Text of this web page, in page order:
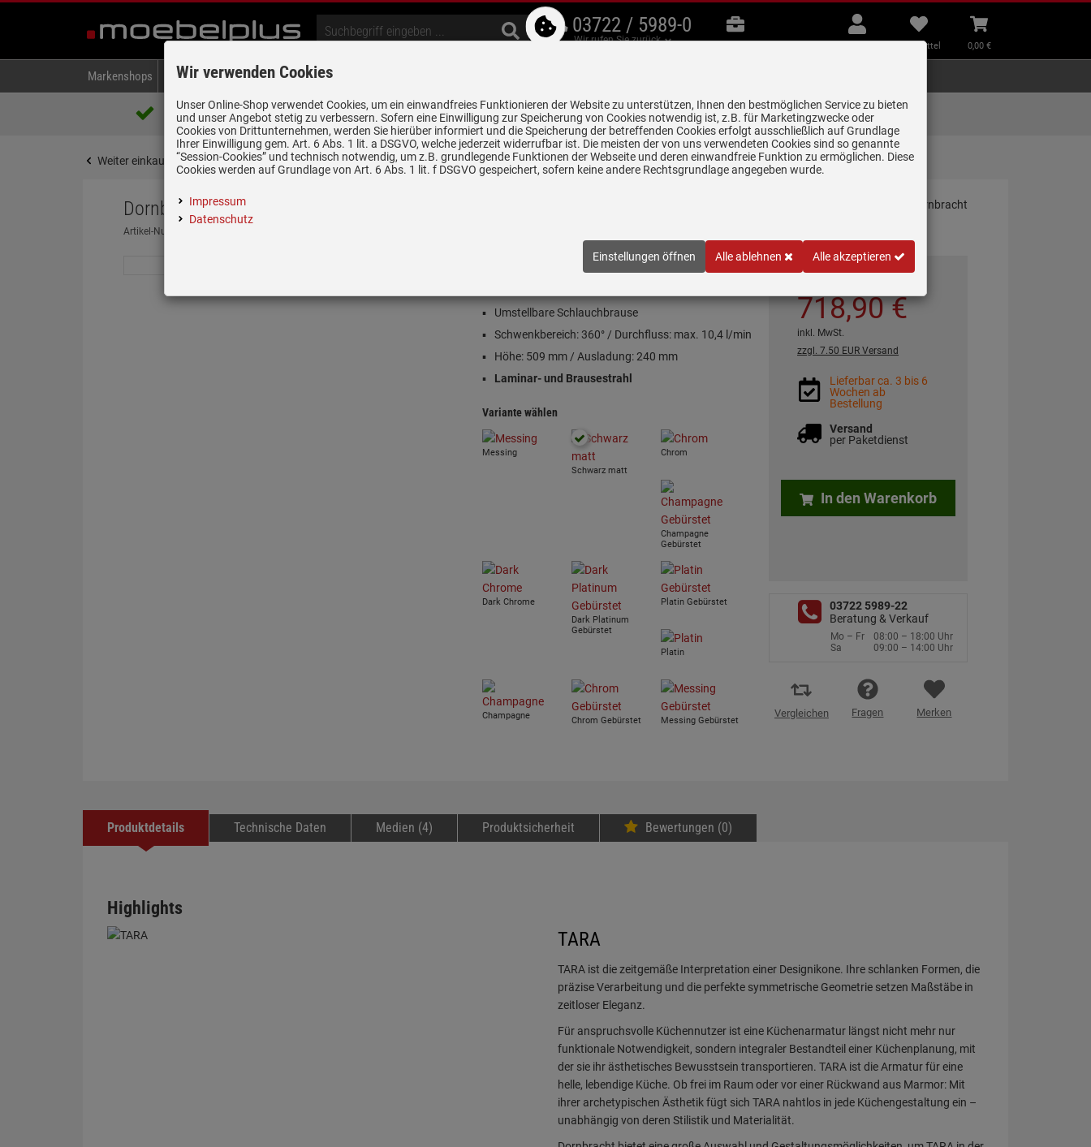
03722 / 5989-0
Wir rufen Sie zurück
B2B
Beratung
Mein
Konto
Merkzettel
aufklappen
Merkzettel
Warenkorb
aufklappen
0,00 €
Markenshops Backen & Kochen Kühlen & Gefrieren
Über 85.000 positive Bewertungen
auf eBay, Amazon und Trusted Shops
5 Jahre Garantie auf
alle gekennzeichneten Produkte
Lieferung zum
Wunschtermin
Weiter einkaufen Startseite Spülen & Armaturen Hochdruckarmaturen Dornbracht Tara Pull-Down Schwarz Matt 33870888-3…
Dornbracht Tara Pull-Down Schwarz Matt 33870888-33 Hochdruckarmatur
Artikel-Nummer:
Einloggen und Bewertung schreiben
Umstellbare Schlauchbrause
Schwenkbereich: 360° / Durchfluss: max. 10,4 l/min
Höhe: 509 mm / Ausladung: 240 mm
Laminar- und Brausestrahl
Variante wählen
Messing
Schwarz matt
Chrom
Champagne
Gebürstet
Dark Chrome
Dark Platinum
Gebürstet
Platin Gebürstet
Platin
Champagne Chrom Gebürstet Messing Gebürstet
718,90 €
inkl. MwSt.
zzgl. 7.50 EUR Versand
Lieferbar ca. 3 bis 6
Wochen ab
Bestellung
Versand
per Paketdienst
In den Warenkorb
03722 5989-22
Beratung & Verkauf
Mo – Fr
08:00 – 18:00 Uhr
Sa
09:00 – 14:00 Uhr
Vergleichen Fragen Merken
Produktdetails Technische Daten Medien (4) Produktsicherheit Bewertungen (0)
Highlights
TARA
TARA ist die zeitgemäße Interpretation einer Designikone. Ihre schlanken Formen, die
präzise Verarbeitung und die perfekte symmetrische Geometrie setzen Maßstäbe in
zeitloser Eleganz.
Für anspruchsvolle Küchennutzer ist eine Küchenarmatur längst nicht mehr nur
funktionale Notwendigkeit, sondern integraler Bestandteil einer Küchenplanung, mit
der sie ihr ästhetisches Bewusstsein transportieren. TARA ist die Armatur für eine
helle, lebendige Küche. Ob frei im Raum oder vor einer Rückwand aus Marmor: Mit
ihrer archetypischen Ästhetik fügt sich TARA nahtlos in jede Küchengestaltung ein –
unabhängig von deren Stilistik und Materialität.
Wir verwenden Cookies
Unser Online-Shop verwendet Cookies, um ein einwandfreies Funktionieren der Website zu unterstützen, Ihnen den bestmöglichen Service zu bieten
und unser Angebot stetig zu verbessern. Sofern eine Einwilligung zur Speicherung von Cookies notwendig ist, z.B. für Marketingzwecke oder
Cookies von Drittunternehmen, werden Sie hierüber informiert und die Speicherung der betreffenden Cookies erfolgt ausschließlich auf Grundlage
Ihrer Einwilligung gem. Art. 6 Abs. 1 lit. a DSGVO, welche jederzeit widerrufbar ist. Die meisten der von uns verwendeten Cookies sind so genannte
“Session-Cookies” und technisch notwendig, um z.B. grundlegende Funktionen der Webseite und deren einwandfreie Funktion zu ermöglichen. Diese
Cookies werden auf Grundlage von Art. 6 Abs. 1 lit. f DSGVO gespeichert, sofern keine andere Rechtsgrundlage angegeben wurde.
Impressum
Datenschutz
Einstellungen öffnen Alle ablehnen Alle akzeptieren